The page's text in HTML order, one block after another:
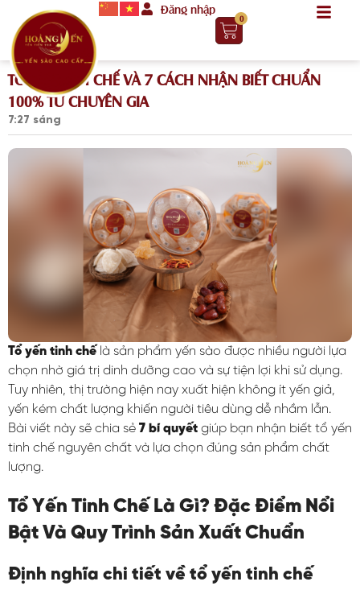
Đăng nhập
0
TỔ YẾN TINH CHẾ VÀ 7 CÁCH NHẬN BIẾT CHUẨN
100% TỪ CHUYÊN GIA
7:27 sáng
Tổ yến tinh chế là sản phẩm yến sào được nhiều người lựa
chọn nhờ giá trị dinh dưỡng cao và sự tiện lợi khi sử dụng.
Tuy nhiên, thị trường hiện nay xuất hiện không ít yến giả,
yến kém chất lượng khiến người tiêu dùng dễ nhầm lẫn.
Bài viết này sẽ chia sẻ 7 bí quyết giúp bạn nhận biết tổ yến
tinh chế nguyên chất và lựa chọn đúng sản phẩm chất
lượng.
Tổ Yến Tinh Chế Là Gì? Đặc Điểm Nổi
Bật Và Quy Trình Sản Xuất Chuẩn
Định nghĩa chi tiết về tổ yến tinh chế